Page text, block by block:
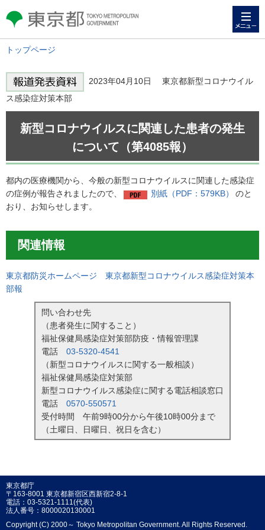
東京都 TOKYO METROPOLITAN
GOVERNMENT
トップページ
2023年04月10日 東京都新型コロナウイル
ス感染症対策本部
新型コロナウイルスに関連した患者の発生
について（第4085報）
都内の医療機関から、今般の新型コロナウイルスに関連した感染症
の症例が報告されましたので、
別紙（PDF：579KB）
のと
おり、お知らせします。
関連情報
東京都防災ホームページ 東京都新型コロナウイルス感染症対策本
部報
問い合わせ先
（患者発生に関すること）
福祉保健局感染症対策部防疫・情報管理課
電話 03-5320-4541
（新型コロナウイルスに関する一般相談）
福祉保健局感染症対策部
新型コロナウイルス感染症に関する電話相談窓口
電話 0570-550571
受付時間 午前9時00分から午後10時00分まで
（土曜日、日曜日、祝日を含む）
東京都庁
〒163-8001 東京都新宿区西新宿2-8-1
電話：03-5321-1111(代表)
法人番号：8000020130001
Copyright (C) 2000～ Tokyo Metropolitan Government. All Rights Reserved.